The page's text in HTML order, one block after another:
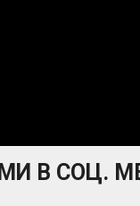
МИ В СОЦ.